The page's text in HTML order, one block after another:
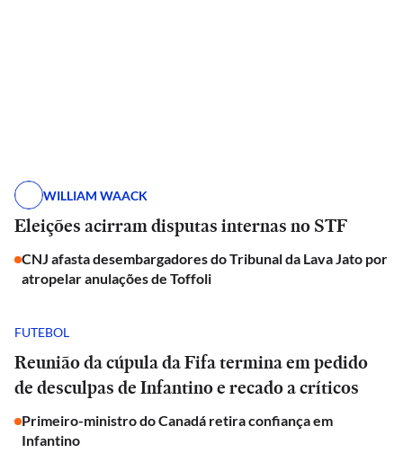
WILLIAM WAACK
Eleições acirram disputas internas no STF
CNJ afasta desembargadores do Tribunal da Lava Jato por
atropelar anulações de Toffoli
FUTEBOL
Reunião da cúpula da Fifa termina em pedido
de desculpas de Infantino e recado a críticos
Primeiro-ministro do Canadá retira confiança em
Infantino